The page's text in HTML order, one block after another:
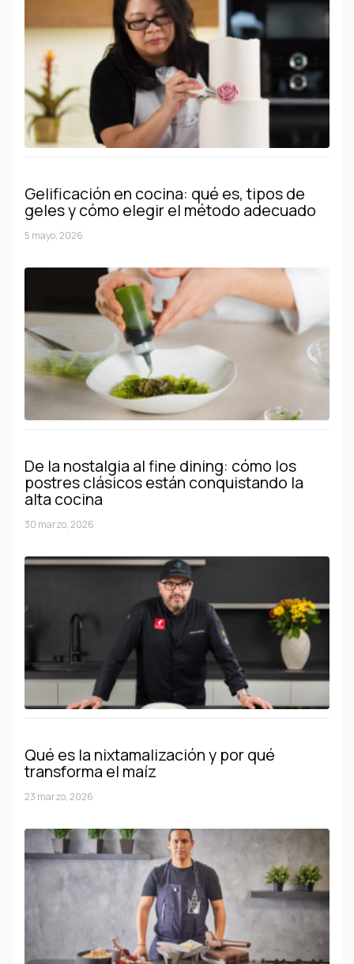
Gelificación en cocina: qué es, tipos de
geles y cómo elegir el método adecuado
5 mayo, 2026
De la nostalgia al fine dining: cómo los
postres clásicos están conquistando la
alta cocina
30 marzo, 2026
Qué es la nixtamalización y por qué
transforma el maíz
23 marzo, 2026